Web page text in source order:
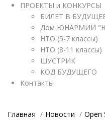
ПРОЕКТЫ и КОНКУРСЫ
БИЛЕТ В
Дом ЮНАРМИИ
НТО (5-7 классы)
НТО (8-11 классы)
ШУСТРИК
КОД БУДУЩЕГО
Контакты
Главная Новости Open